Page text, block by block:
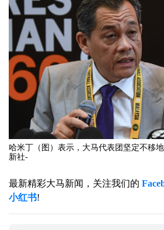
哈米丁（图）表示，大马代表团坚定不移
新社-
最新精彩大马新闻，关注我们的
小红书!